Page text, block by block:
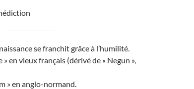
se franchit grâce à l’humilité.
en vieux français (dérivé de « Negun »,
» en anglo-normand.